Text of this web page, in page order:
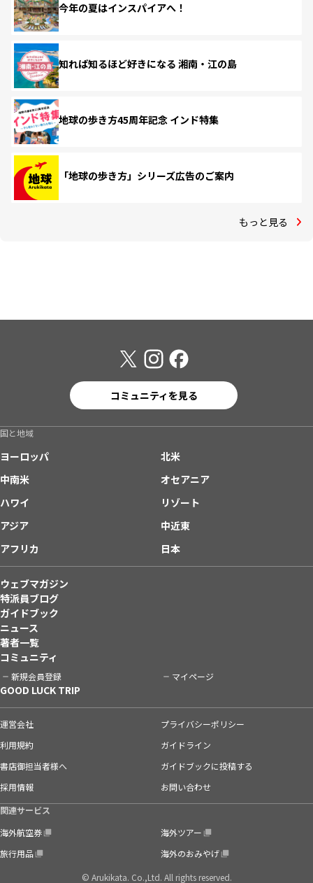
今年の夏はインスパイアへ！
知れば知るほど好きになる 湘南・江の島
地球の歩き方45周年記念 インド特集
「地球の歩き方」シリーズ広告のご案内
もっと見る
コミュニティを見る
国と地域
ヨーロッパ
北米
中南米
オセアニア
ハワイ
リゾート
アジア
中近東
アフリカ
日本
ウェブマガジン
特派員ブログ
ガイドブック
ニュース
著者一覧
コミュニティ
新規会員登録 マイページ
GOOD LUCK TRIP
運営会社
プライバシーポリシー
利用規約
ガイドライン
書店御担当者様へ
ガイドブックに投稿する
採用情報
お問い合わせ
関連サービス
海外航空券
海外ツアー
旅行用品
海外のおみやげ
© Arukikata. Co.,Ltd. All rights reserved.